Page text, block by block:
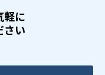
軽に
さい